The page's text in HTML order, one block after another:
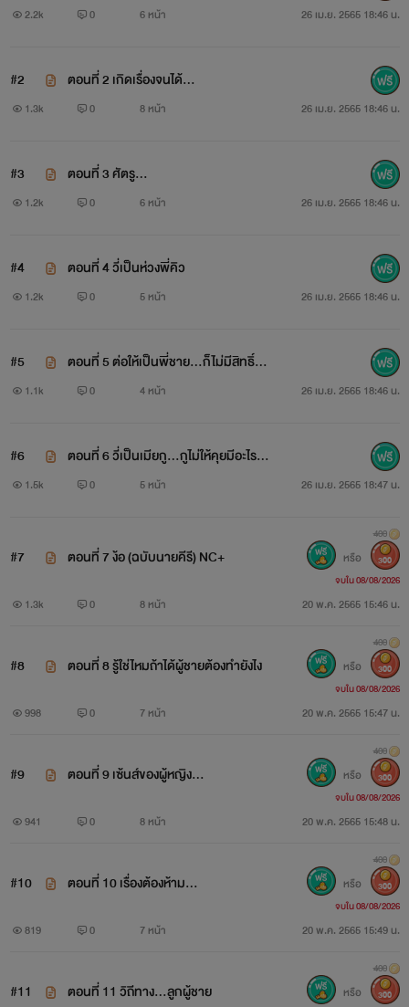
หญิงนะ...
2.2k 0 6 หน้า 26 เม.ย. 2565 18:46 น.
#2 ตอนที่ 2 เกิดเรื่องจนได้...
1.3k 0 8 หน้า 26 เม.ย. 2565 18:46 น.
#3 ตอนที่ 3 ศัตรู...
1.2k 0 6 หน้า 26 เม.ย. 2565 18:46 น.
#4 ตอนที่ 4 วี่เป็นห่วงพี่คิว
1.2k 0 5 หน้า 26 เม.ย. 2565 18:46 น.
#5
ตอนที่ 5 ต่อให้เป็นพี่ชาย...ก็ไม่มีสิทธิ์มา
ว่าแฟนเขาอยู่ดี
1.1k 0 4 หน้า 26 เม.ย. 2565 18:46 น.
#6
ตอนที่ 6 วี่เป็นเมียกู...กูไม่ให้คุยมีอะไรไห
1.5k 0 5 หน้า 26 เม.ย. 2565 18:47 น.
#7 ตอนที่ 7 ง้อ (ฉบับนายคีรี) NC+
1.3k 0 8 หน้า 20 พ.ค. 2565 15:46 น.
400
หรือ 300
จบใน 08/08/2026
#8 ตอนที่ 8 รู้ใช่ไหมถ้าได้ผู้ชายต้องทำยังไง
998 0 7 หน้า 20 พ.ค. 2565 15:47 น.
400
หรือ 300
จบใน 08/08/2026
#9 ตอนที่ 9 เซ้นส์ของผู้หญิง...
941 0 8 หน้า 20 พ.ค. 2565 15:48 น.
400
หรือ 300
จบใน 08/08/2026
#10 ตอนที่ 10 เรื่องต้องห้าม...
819 0 7 หน้า 20 พ.ค. 2565 15:49 น.
400
หรือ 300
จบใน 08/08/2026
#11 ตอนที่ 11 วิถีทาง...ลูกผู้ชาย
400
หรือ 300